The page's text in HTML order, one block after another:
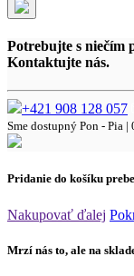
Potrebujte s niečím
Kontaktujte nás.
+421 908 128 057
Sme dostupný Pon - Pia |
Pridanie do košíku
Nakupovať ďalej
Mrzí nás to, ale na